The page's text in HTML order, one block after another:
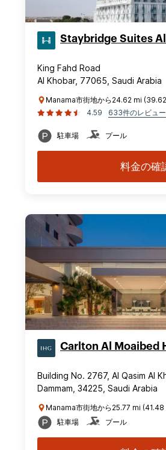
Staybridge Suites
King Fahd Road
Al Khobar, 77065, Saudi Arabia
Manama市街地から24.62 mi
4.59
633件のレビュー
駐車場 プール
料金の確
Carlton Al Moaibed
Building No. 2767, Al Qasim Al
Dammam, 34225, Saudi Arabia
Manama市街地から25.77 mi (41.48
駐車場
プール